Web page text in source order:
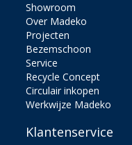
Showroom
Over Madeko
Projecten
Bezemschoon
Service
Recycle Concept
Circulair inkopen
Werkwijze Madeko
Klantenservice